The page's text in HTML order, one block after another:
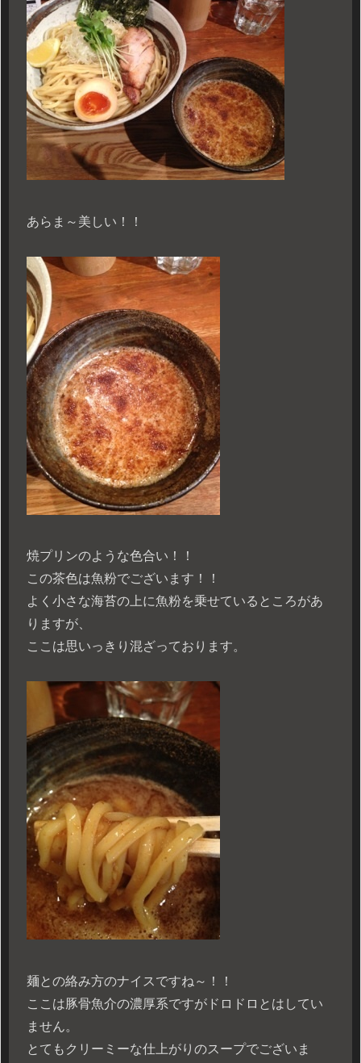
あらま～美しい！！
焼プリンのような色合い！！
この茶色は魚粉でございます！！
よく小さな海苔の上に魚粉を乗せているところがあ
りますが、
ここは思いっきり混ざっております。
麺との絡み方のナイスですね～！！
ここは豚骨魚介の濃厚系ですがドロドロとはしてい
ません。
とてもクリーミーな仕上がりのスープでございま